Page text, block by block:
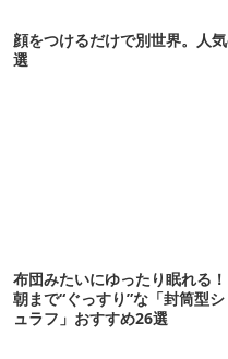
顔をつけるだけで別世界。人
選
布団みたいにゆったり眠れる！
朝まで“ぐっすり”な「封筒型シ
ュラフ」おすすめ26選